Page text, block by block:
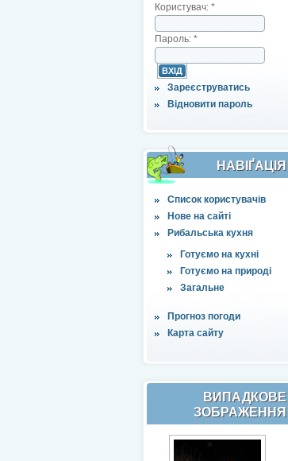
Користувач: *
Пароль: *
Зареєструватись
Відновити пароль
НАВІҐАЦІЯ
Список користувачів
Нове на сайті
Рибальська кухня
Готуємо на кухні
Готуємо на природі
Загальне
Прогноз погоди
Карта сайту
ВИПАДКОВЕ
ЗОБРАЖЕННЯ